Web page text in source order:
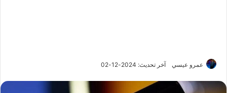
عمرو عيسي آخر تحديث: 2024-12-02